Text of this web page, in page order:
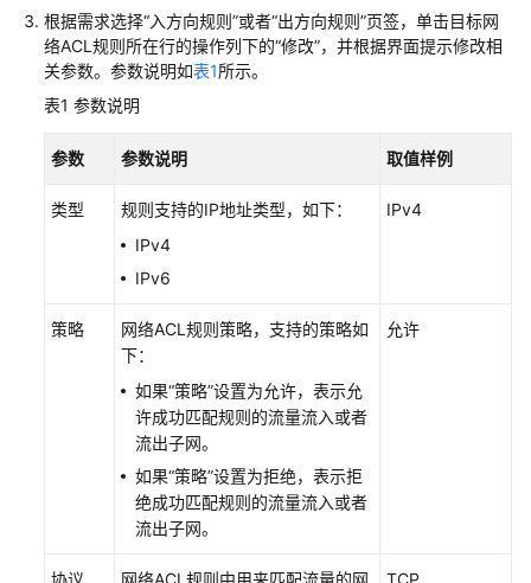
IAM
授
予
用
的
限
私
根据需求选择“入方向规则”或者“出方向规则”页签，单击目标网
络ACL 规则所在行的操作列下的“修改”，并根据界面提示修改相
关参数。参数说明如表1所示。
表1 参数说明
参数 参数说明 取值样例
类型
规则支持的IP地址类型，如下：
IPv4
IPv6
IPv4
策略 网络ACL 规则策略，支持的策略如
下：
如果“策略”设置为允许，表示允
许成功匹配规则的流量流入或者
流出子网。
如果“策略”设置为拒绝，表示拒
绝成功匹配规则的流量流入或者
流出子网。
允许
协议 网络ACL 规则中用来匹配流量的网
TCP